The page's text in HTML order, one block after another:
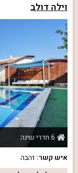
וילה דולב
6 חדרי שינה
איש קשר: זהבה